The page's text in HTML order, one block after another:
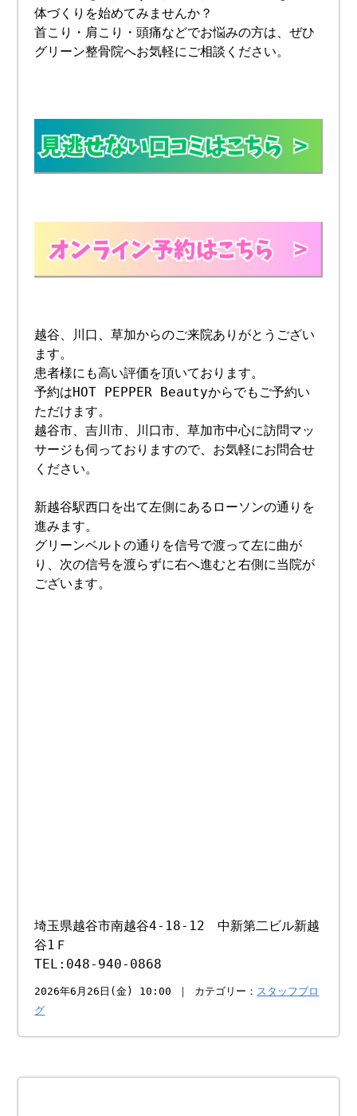
体づくりを始めてみませんか？
首こり・肩こり・頭痛などでお悩みの方は、ぜひ
グリーン整骨院へお気軽にご相談ください。
越谷、川口、草加からのご来院ありがとうござい
ます。
患者様にも高い評価を頂いております。
予約はHOT PEPPER Beautyからでもご予約い
ただけます。
越谷市、吉川市、川口市、草加市中心に訪問マッ
サージも伺っておりますので、お気軽にお問合せ
ください。
新越谷駅西口を出て左側にあるローソンの通りを
進みます。
グリーンベルトの通りを信号で渡って左に曲が
り、次の信号を渡らずに右へ進むと右側に当院が
ございます。
埼玉県越谷市南越谷4-18-12 中新第二ビル新越
谷1Ｆ
TEL:048-940-0868
2026年6月26日(金) 10:00 ｜ カテゴリー： スタッフブロ
グ